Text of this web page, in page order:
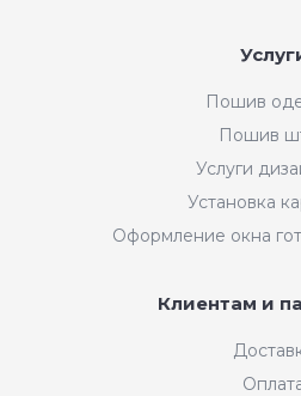
Пошив
Пошив
Услуги
Установка
Оформление окна
Клиентам и